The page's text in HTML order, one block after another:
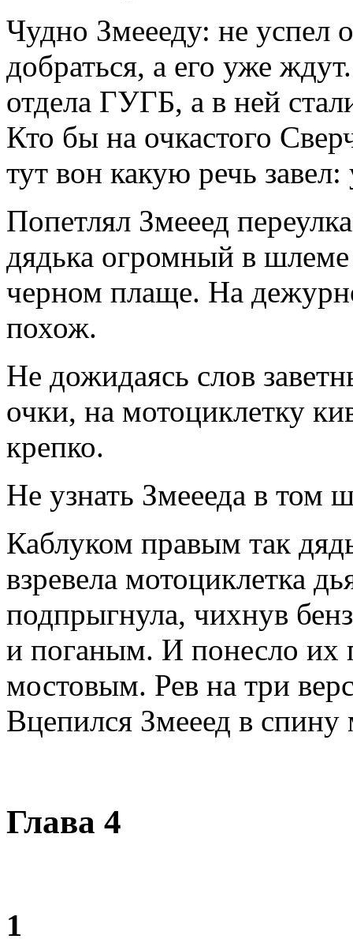
Чудно Змеееду: не успел
добраться, а его уже
отдела ГУГБ, а в ней
Кто бы на очкастого
тут вон какую речь
Попетлял Змееед
дядька огромный в
черном плаще. На
похож.
Не дожидаясь слов
очки, на мотоциклетку
крепко.
Не узнать Змеееда в том
Каблуком правым так
взревела мотоциклетка
подпрыгнула, чихнув
и поганым. И понесло
мостовым. Рев на три
Вцепился Змееед в
Глава 4
1